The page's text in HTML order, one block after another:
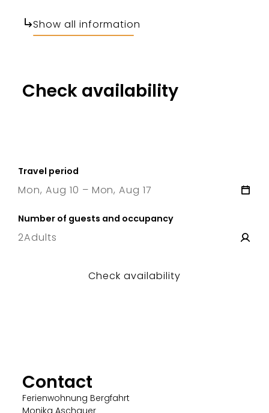
Show all information
Check availability
Travel period
Mon, Aug 10 – Mon, Aug 17
Number of guests and occupancy
2Adults
Check availability
Contact
Ferienwohnung Bergfahrt
Monika Aschauer